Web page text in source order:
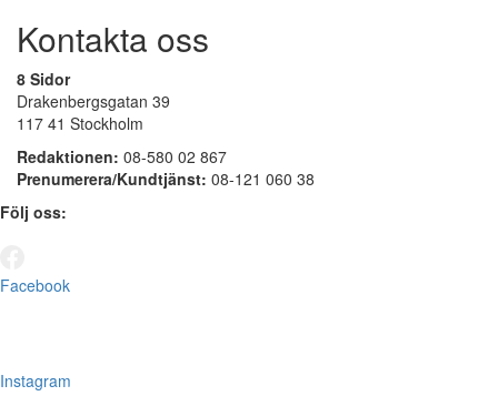
Kontakta oss
8 Sidor
Drakenbergsgatan 39
117 41 Stockholm
Redaktionen: 08-580 02 867
Prenumerera/Kundtjänst: 08-121 060 38
Följ oss:
Facebook
Instagram